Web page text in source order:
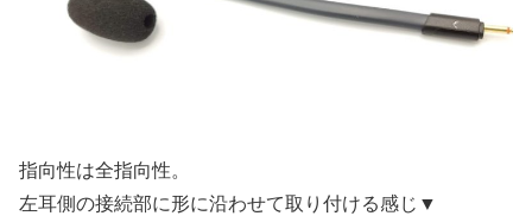
指向性は全指向性。
左耳側の接続部に形に沿わせて取り付ける感じ▼